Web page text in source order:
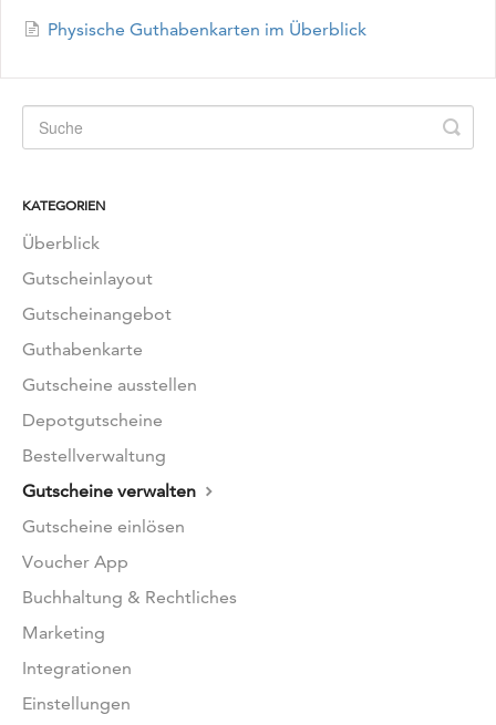
Physische Guthabenkarten im Überblick
KATEGORIEN
Überblick
Gutscheinlayout
Gutscheinangebot
Guthabenkarte
Gutscheine ausstellen
Depotgutscheine
Bestellverwaltung
Gutscheine verwalten
Gutscheine einlösen
Voucher App
Buchhaltung & Rechtliches
Marketing
Integrationen
Einstellungen